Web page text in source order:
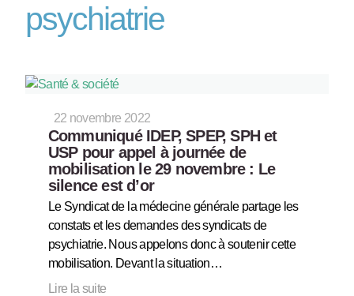
psychiatrie
22 novembre 2022
Communiqué IDEP, SPEP, SPH et
USP pour appel à journée de
mobilisation le 29 novembre : Le
silence est d’or
Le Syndicat de la médecine générale partage les
constats et les demandes des syndicats de
psychiatrie. Nous appelons donc à soutenir cette
mobilisation. Devant la situation…
Lire la suite